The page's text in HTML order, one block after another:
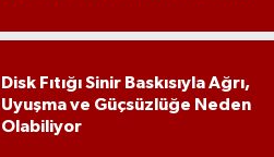
Disk Fıtığı Sinir Baskısıyla Ağrı,
Uyuşma ve Güçsüzlüğe Neden
Olabiliyor